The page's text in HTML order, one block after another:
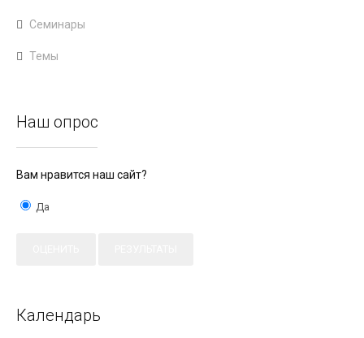
Семинары
Темы
Наш опрос
Вам нравится наш сайт?
Да
Календарь